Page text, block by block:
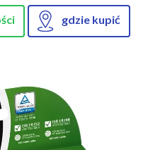
gdzie kupić